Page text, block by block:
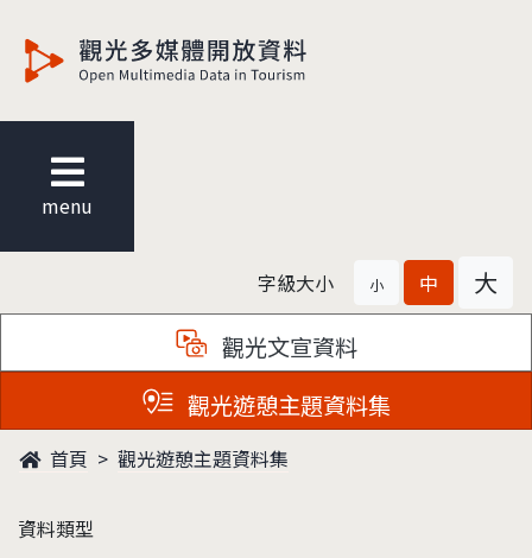
menu
字級大小 小 中 大
觀光文宣資料
觀光遊憩主題資料集
首頁 觀光遊憩主題資料集
資料類型